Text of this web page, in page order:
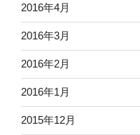
2016年4月
2016年3月
2016年2月
2016年1月
2015年12月